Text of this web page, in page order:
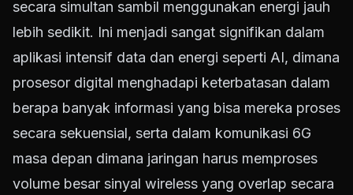
secara simultan sambil menggunakan energi jauh
lebih sedikit. Ini menjadi sangat signifikan dalam
aplikasi intensif data dan energi seperti AI, dimana
prosesor digital menghadapi keterbatasan dalam
berapa banyak informasi yang bisa mereka proses
secara sekuensial, serta dalam komunikasi 6G
masa depan dimana jaringan harus memproses
volume besar sinyal wireless yang overlap secara